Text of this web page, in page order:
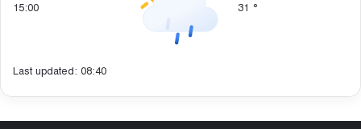
15:00 31 °
Last updated: 08:40